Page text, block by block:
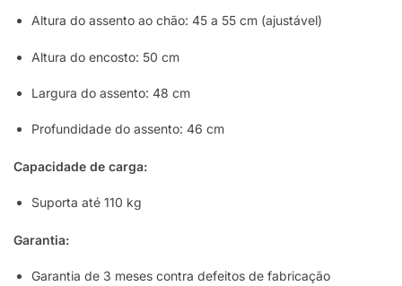
Altura do assento ao chão: 45 a 55 cm (ajustável)
Altura do encosto: 50 cm
Largura do assento: 48 cm
Profundidade do assento: 46 cm
Capacidade de carga:
Suporta até 110 kg
Garantia:
Garantia de 3 meses contra defeitos de fabricação